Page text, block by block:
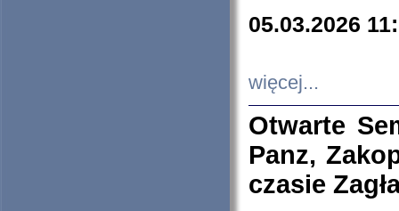
05.03.2026
więcej...
Otwarte
Panz,
czasie